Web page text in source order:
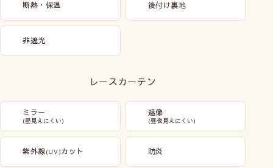
断熱・保温 後付け裏地
非遮光
レースカーテン
ミラー
(昼見えにくい)
遮像
(昼夜見えにくい)
紫外線(UV)カット 防炎